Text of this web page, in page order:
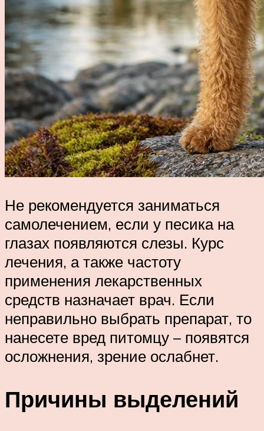
Не рекомендуется заниматься
самолечением, если у песика на
глазах появляются слезы. Курс
лечения, а также частоту
применения лекарственных
средств назначает врач. Если
неправильно выбрать препарат, то
нанесете вред питомцу – появятся
осложнения, зрение ослабнет.
Причины выделений